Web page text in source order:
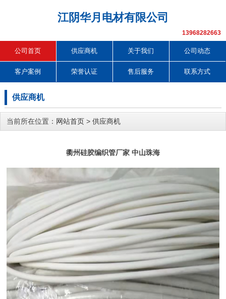
江阴华月电材有限公司
13968282663
公司首页 供应商机 关于我们 公司动态
客户案例 荣誉认证 售后服务 联系方式
供应商机
当前所在位置： 网站首页 > 供应商机
衢州硅胶编织管厂家 中山珠海